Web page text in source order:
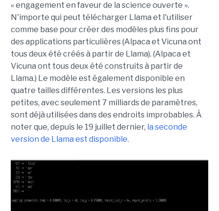
« engagement en faveur de la science ouverte ».
N'importe qui peut télécharger Llama et l'utiliser
comme base pour créer des modèles plus fins pour
des applications particulières (Alpaca et Vicuna ont
tous deux été créés à partir de Llama). (Alpaca et
Vicuna ont tous deux été construits à partir de
Llama.) Le modèle est également disponible en
quatre tailles différentes. Les versions les plus
petites, avec seulement 7 milliards de paramètres,
sont déjà utilisées dans des endroits improbables. À
noter que, depuis le 19 juillet dernier, la seconde
version de Llama est disponible.